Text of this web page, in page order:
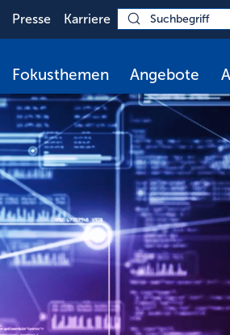
Presse Karriere
Fokusthemen Angebote